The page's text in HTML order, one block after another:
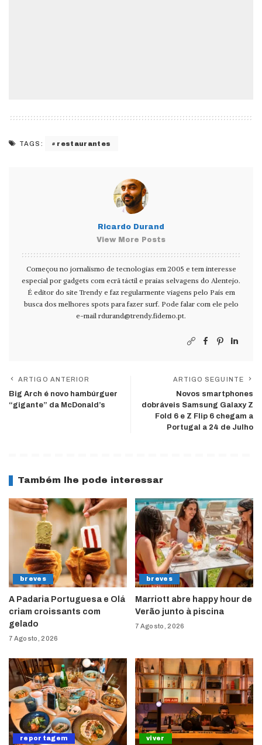
TAGS: restaurantes
Ricardo Durand
View More Posts
Começou no jornalismo de tecnologias em 2005 e tem interesse
especial por gadgets com ecrã táctil e praias selvagens do Alentejo.
É editor do site Trendy e faz regularmente viagens pelo País em
busca dos melhores spots para fazer surf. Pode falar com ele pelo
e-mail rdurand@trendy.fidemo.pt.
ARTIGO ANTERIOR
Big Arch é novo hambúrguer
“gigante” da McDonald’s
ARTIGO SEGUINTE
Novos smartphones
dobráveis Samsung Galaxy Z
Fold 6 e Z Flip 6 chegam a
Portugal a 24 de Julho
Também lhe pode interessar
breves
A Padaria Portuguesa e Olá
criam croissants com
gelado
7 Agosto, 2026
breves
Marriott abre happy hour de
Verão junto à piscina
7 Agosto, 2026
reportagem viver